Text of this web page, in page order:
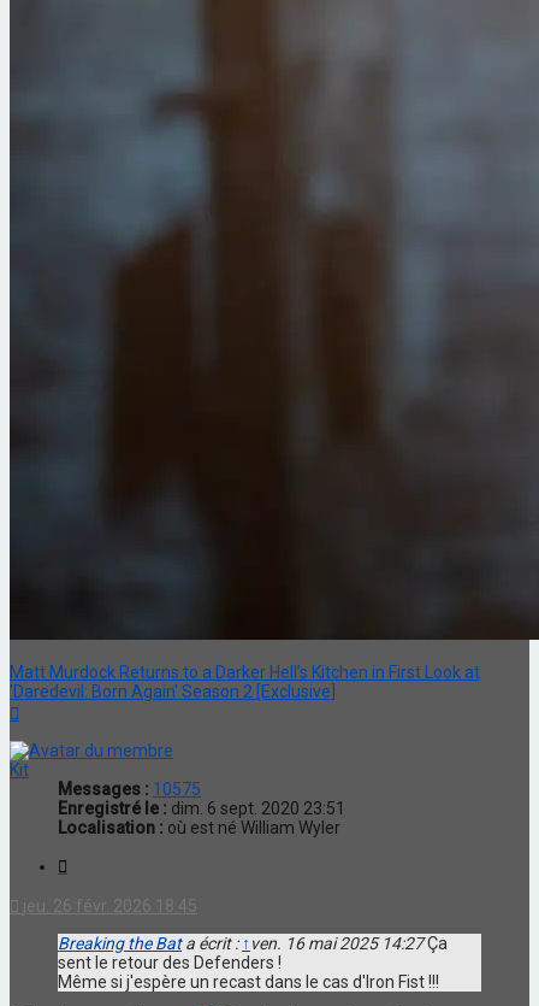
Matt Murdock Returns to a Darker Hell’s Kitchen in First Look at
'Daredevil: Born Again' Season 2 [Exclusive]
Kit
Messages : 10575
Enregistré le : dim. 6 sept. 2020 23:51
Localisation : où est né William Wyler
jeu. 26 févr. 2026 18:45
Breaking the Bata écrit : ↑ ven. 16 mai 2025 14:27Ça
sent le retour des Defenders !
Même si j'espère un recast dans le cas d'Iron Fist !!!